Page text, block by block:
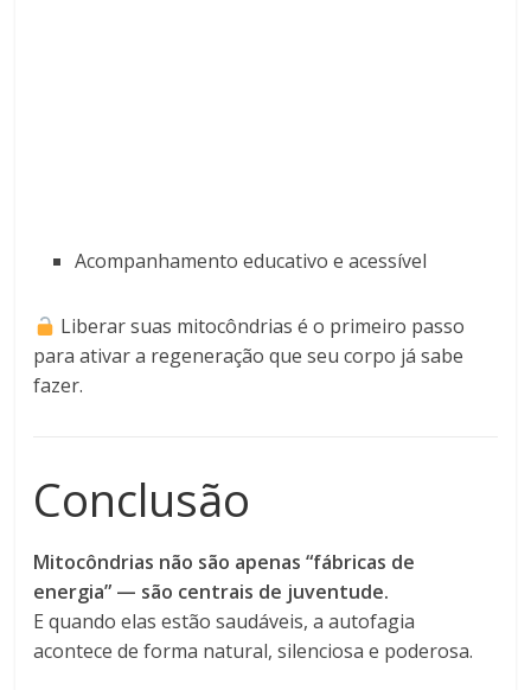
Acompanhamento educativo e acessível
Liberar suas mitocôndrias é o primeiro passo
para ativar a regeneração que seu corpo já sabe
fazer.
Conclusão
Mitocôndrias não são apenas “fábricas de
energia” — são centrais de juventude.
E quando elas estão saudáveis, a autofagia
acontece de forma natural, silenciosa e poderosa.